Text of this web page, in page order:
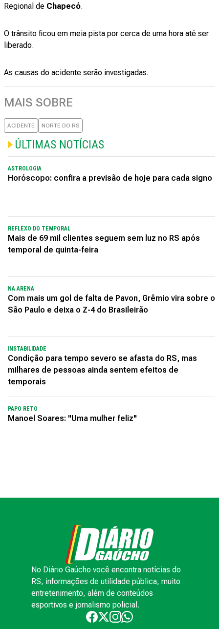
Regional de Chapecó.
O trânsito ficou em meia pista por cerca de uma hora até ser
liberado.
As causas do acidente serão investigadas.
MAIS SOBRE
ACIDENTE NORTE DO RS
ÚLTIMAS NOTÍCIAS
ASTROLOGIA
Horóscopo: confira a previsão de hoje para cada signo
REFLEXO DO TEMPORAL
Mais de 69 mil clientes seguem sem luz no RS após
temporal de quinta-feira
NA ARENA
Com mais um gol de falta de Pavon, Grêmio vira sobre o
São Paulo e deixa o Z-4 do Brasileirão
INSTABILIDADE
Condição para tempo severo se afasta do RS, mas
milhares de pessoas ainda sentem efeitos de
temporais
PAPO RETO
Manoel Soares: "Uma mulher feliz"
No Diário Gaúcho você encontra notícias do
RS, informações de utilidade pública, muito
entretenimento, além de conteúdos
esportivos e jornalismo policial.